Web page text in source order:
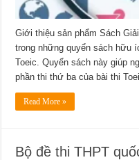
Giới thiệu sản phẩm Sách
trong những quyển sách hữu
Toeic. Quyển sách này giúp
phần thi thứ ba của bài thi
Read More »
Bộ đề thi THPT